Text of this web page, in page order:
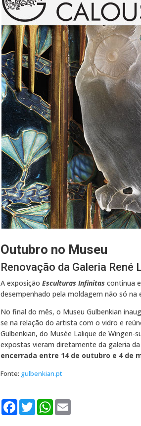
Outubro no Museu
Renovação da Galeria
A exposiçãoEsculturas Infinitas continua
desempenhado pela moldagem não só
No final do mês, o Museu Gulbenkian
se na relação do artista com o vidro e
Gulbenkian, do Musée Lalique de
expostas vieram diretamente da galeria
encerrada entre 14 de outubro e 4 de
Fonte: gulbenkian.pt
F
a
T
w
W